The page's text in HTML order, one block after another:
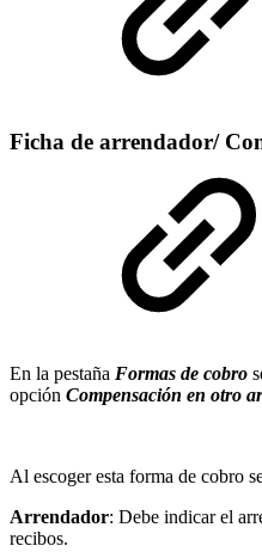
Ficha de arrendador/
En la pestaña Formas de cobro
opción Compensación en otro
Al escoger esta forma de cobro
Arrendador: Debe indicar el
recibos.